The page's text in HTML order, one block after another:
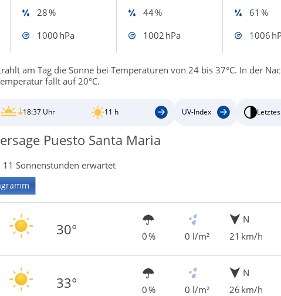
28 % 44 %
61 %
1000 hPa 1002 hPa 1006
am Tag die Sonne bei Temperaturen von 24 bis 37°C. In der
fällt auf 20°C.
18:37 Uhr 11 h UV-Index
Puesto Santa Maria
Sonnenstunden erwartet
30° 0 % 0 l/m²
N
21 km/h
33° 0 % 0 l/m²
N
26 km/h